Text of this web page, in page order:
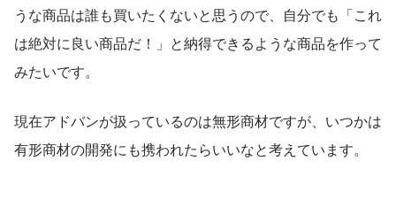
うな商品は誰も買いたくないと思うので、自分でも「これ
は絶対に良い商品だ！」と納得できるような商品を作って
みたいです。
現在アドバンが扱っているのは無形商材ですが、いつかは
有形商材の開発にも携われたらいいなと考えています。